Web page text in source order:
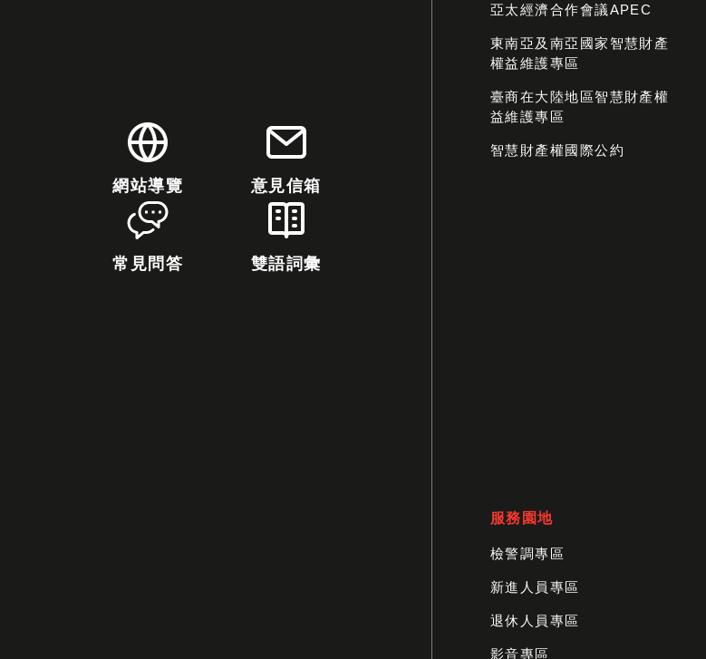
網站導覽 意見信箱
常見問答 雙語詞彙
亞太經濟合作會議APEC
東南亞及南亞國家智慧財產
權益維護專區
臺商在大陸地區智慧財產權
益維護專區
智慧財產權國際公約
服務園地
檢警調專區
新進人員專區
退休人員專區
影音專區